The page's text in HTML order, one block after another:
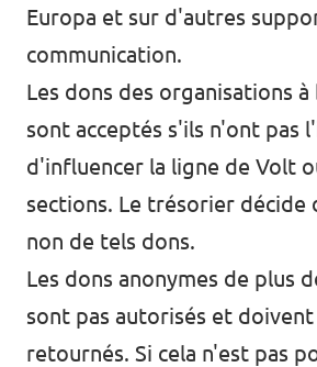
Europa et sur d'autres
communication.
Les dons des organisations
sont acceptés s'ils n'ont pas
d'influencer la ligne de Volt
sections. Le trésorier décide
non de tels dons.
Les dons anonymes de plus
sont pas autorisés et
retournés. Si cela n'est pas